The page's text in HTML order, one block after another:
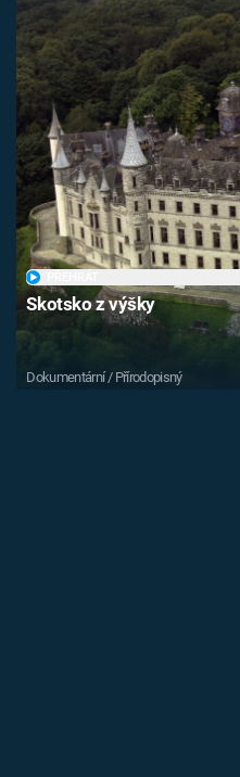
Skotsko z výšky
Dokumentární / Přírodopisný